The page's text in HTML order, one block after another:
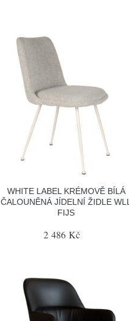
WHITE LABEL KRÉMOVĚ BÍLÁ
ČALOUNĚNÁ JÍDELNÍ ŽIDLE WLL
FIJS
2 486 Kč